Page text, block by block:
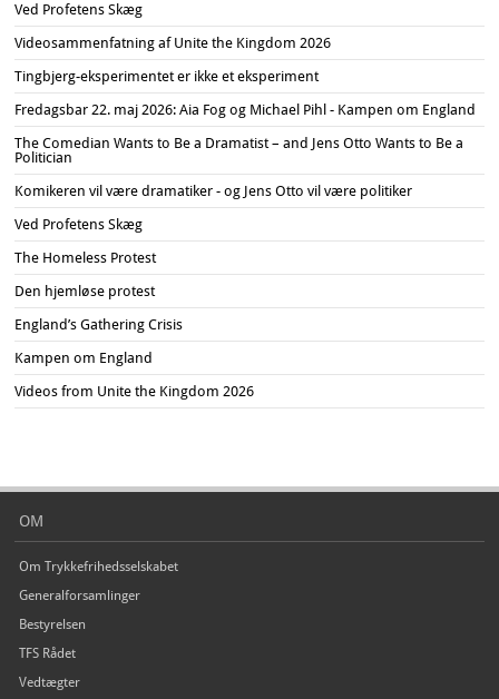
Ved Profetens Skæg
Videosammenfatning af Unite the Kingdom 2026
Tingbjerg-eksperimentet er ikke et eksperiment
Fredagsbar 22. maj 2026: Aia Fog og Michael Pihl - Kampen om England
The Comedian Wants to Be a Dramatist – and Jens Otto Wants to Be a
Politician
Komikeren vil være dramatiker - og Jens Otto vil være politiker
Ved Profetens Skæg
The Homeless Protest
Den hjemløse protest
England’s Gathering Crisis
Kampen om England
Videos from Unite the Kingdom 2026
OM
Om Trykkefrihedsselskabet
Generalforsamlinger
Bestyrelsen
TFS Rådet
Vedtægter